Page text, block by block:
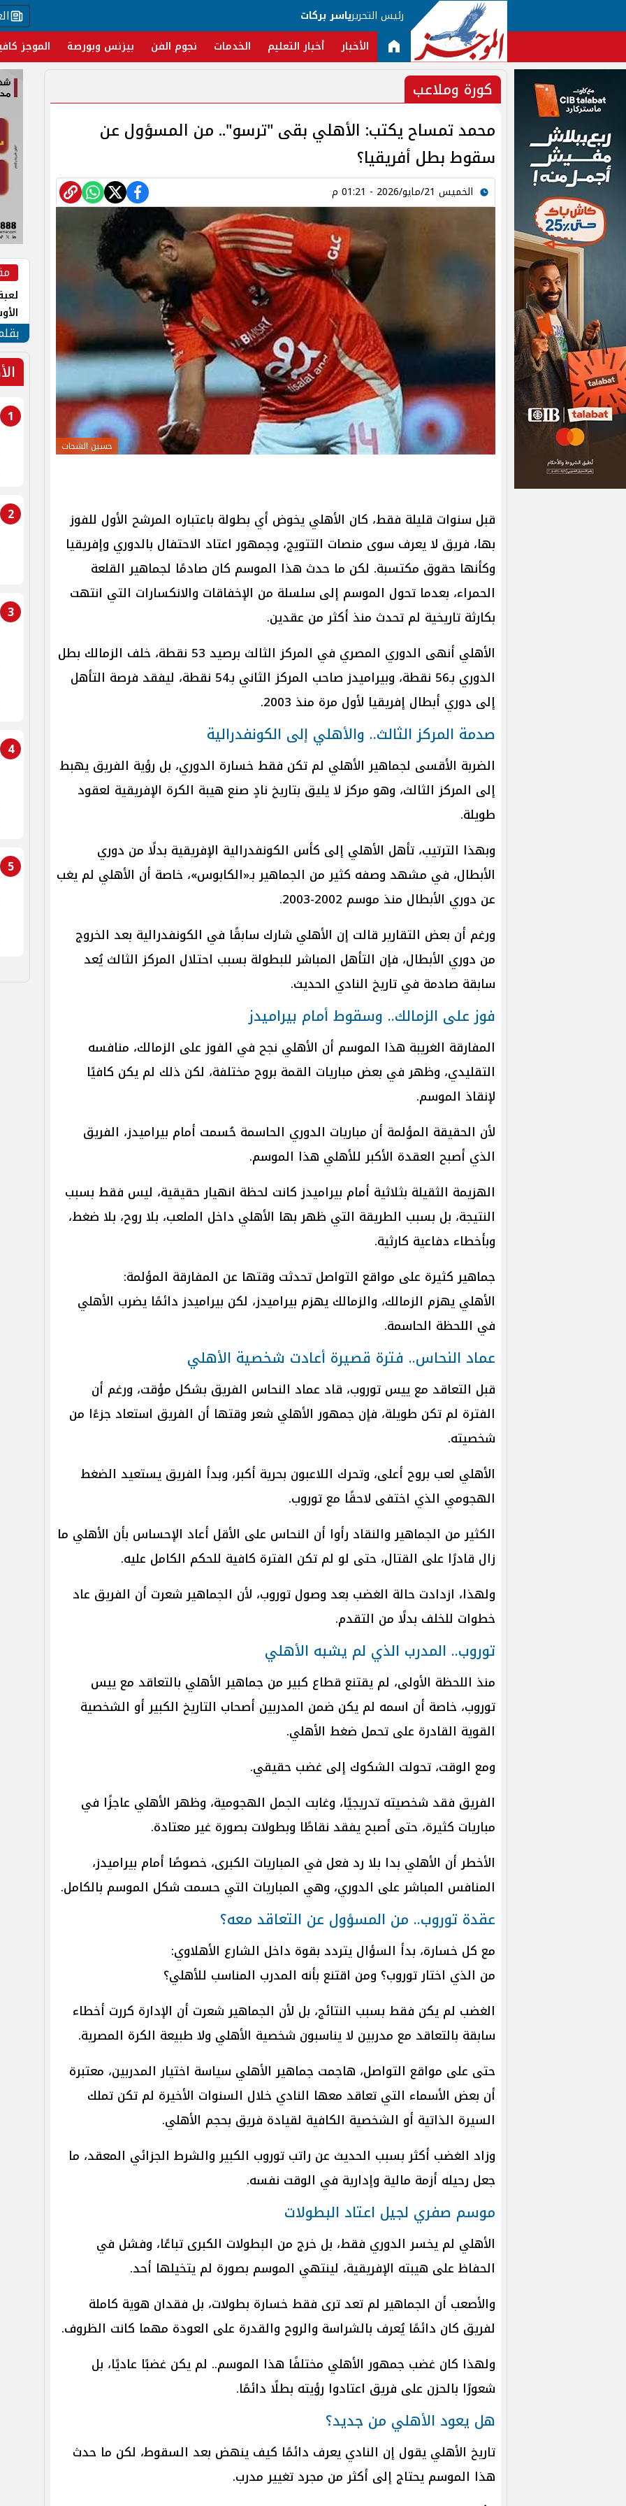
رئيس التحريرياسر بركات
الأخبار أخبار التعليم الخدمات نجوم الفن بيزنس وبورصة الموجز
كورة وملاعب
محمد تمساح يكتب: الأهلي بقى "ترسو".. من المسؤول عن
سقوط بطل أفريقيا؟
الخميس 21/مايو/2026 - 01:21 م
حسين الشحات
قبل سنوات قليلة فقط، كان الأهلي يخوض أي بطولة باعتباره المرشح الأول للفوز
بها، فريق لا يعرف سوى منصات التتويج، وجمهور اعتاد الاحتفال بالدوري وإفريقيا
وكأنها حقوق مكتسبة. لكن ما حدث هذا الموسم كان صادمًا لجماهير القلعة
الحمراء، بعدما تحول الموسم إلى سلسلة من الإخفاقات والانكسارات التي انتهت
بكارثة تاريخية لم تحدث منذ أكثر من عقدين.
الأهلي أنهى الدوري المصري في المركز الثالث برصيد 53 نقطة، خلف الزمالك بطل
الدوري بـ56 نقطة، وبيراميدز صاحب المركز الثاني بـ54 نقطة، ليفقد فرصة التأهل
إلى دوري أبطال إفريقيا لأول مرة منذ 2003.
صدمة المركز الثالث.. والأهلي إلى الكونفدرالية
الضربة الأقسى لجماهير الأهلي لم تكن فقط خسارة الدوري، بل رؤية الفريق يهبط
إلى المركز الثالث، وهو مركز لا يليق بتاريخ نادٍ صنع هيبة الكرة الإفريقية لعقود
طويلة.
وبهذا الترتيب، تأهل الأهلي إلى كأس الكونفدرالية الإفريقية بدلًا من دوري
الأبطال، في مشهد وصفه كثير من الجماهير بـ«الكابوس»، خاصة أن الأهلي لم يغب
عن دوري الأبطال منذ موسم 2002-2003.
ورغم أن بعض التقارير قالت إن الأهلي شارك سابقًا في الكونفدرالية بعد الخروج
من دوري الأبطال، فإن التأهل المباشر للبطولة بسبب احتلال المركز الثالث يُعد
سابقة صادمة في تاريخ النادي الحديث.
فوز على الزمالك.. وسقوط أمام بيراميدز
المفارقة الغريبة هذا الموسم أن الأهلي نجح في الفوز على الزمالك، منافسه
التقليدي، وظهر في بعض مباريات القمة بروح مختلفة، لكن ذلك لم يكن كافيًا
لإنقاذ الموسم.
لأن الحقيقة المؤلمة أن مباريات الدوري الحاسمة حُسمت أمام بيراميدز، الفريق
الذي أصبح العقدة الأكبر للأهلي هذا الموسم.
الهزيمة الثقيلة بثلاثية أمام بيراميدز كانت لحظة انهيار حقيقية، ليس فقط بسبب
النتيجة، بل بسبب الطريقة التي ظهر بها الأهلي داخل الملعب، بلا روح، بلا ضغط،
وبأخطاء دفاعية كارثية.
جماهير كثيرة على مواقع التواصل تحدثت وقتها عن المفارقة المؤلمة:
الأهلي يهزم الزمالك، والزمالك يهزم بيراميدز، لكن بيراميدز دائمًا يضرب الأهلي
في اللحظة الحاسمة.
عماد النحاس.. فترة قصيرة أعادت شخصية الأهلي
قبل التعاقد مع ييس توروب، قاد عماد النحاس الفريق بشكل مؤقت، ورغم أن
الفترة لم تكن طويلة، فإن جمهور الأهلي شعر وقتها أن الفريق استعاد جزءًا من
شخصيته.
الأهلي لعب بروح أعلى، وتحرك اللاعبون بحرية أكبر، وبدأ الفريق يستعيد الضغط
الهجومي الذي اختفى لاحقًا مع توروب.
الكثير من الجماهير والنقاد رأوا أن النحاس على الأقل أعاد الإحساس بأن الأهلي ما
زال قادرًا على القتال، حتى لو لم تكن الفترة كافية للحكم الكامل عليه.
ولهذا، ازدادت حالة الغضب بعد وصول توروب، لأن الجماهير شعرت أن الفريق عاد
خطوات للخلف بدلًا من التقدم.
توروب.. المدرب الذي لم يشبه الأهلي
منذ اللحظة الأولى، لم يقتنع قطاع كبير من جماهير الأهلي بالتعاقد مع ييس
توروب، خاصة أن اسمه لم يكن ضمن المدربين أصحاب التاريخ الكبير أو الشخصية
القوية القادرة على تحمل ضغط الأهلي.
ومع الوقت، تحولت الشكوك إلى غضب حقيقي.
الفريق فقد شخصيته تدريجيًا، وغابت الجمل الهجومية، وظهر الأهلي عاجزًا في
مباريات كثيرة، حتى أصبح يفقد نقاطًا وبطولات بصورة غير معتادة.
الأخطر أن الأهلي بدا بلا رد فعل في المباريات الكبرى، خصوصًا أمام بيراميدز،
المنافس المباشر على الدوري، وهي المباريات التي حسمت شكل الموسم بالكامل.
عقدة توروب.. من المسؤول عن التعاقد معه؟
مع كل خسارة، بدأ السؤال يتردد بقوة داخل الشارع الأهلاوي:
من الذي اختار توروب؟ ومن اقتنع بأنه المدرب المناسب للأهلي؟
الغضب لم يكن فقط بسبب النتائج، بل لأن الجماهير شعرت أن الإدارة كررت أخطاء
سابقة بالتعاقد مع مدربين لا يناسبون شخصية الأهلي ولا طبيعة الكرة المصرية.
حتى على مواقع التواصل، هاجمت جماهير الأهلي سياسة اختيار المدربين، معتبرة
أن بعض الأسماء التي تعاقد معها النادي خلال السنوات الأخيرة لم تكن تملك
السيرة الذاتية أو الشخصية الكافية لقيادة فريق بحجم الأهلي.
وزاد الغضب أكثر بسبب الحديث عن راتب توروب الكبير والشرط الجزائي المعقد، ما
جعل رحيله أزمة مالية وإدارية في الوقت نفسه.
موسم صفري لجيل اعتاد البطولات
الأهلي لم يخسر الدوري فقط، بل خرج من البطولات الكبرى تباعًا، وفشل في
الحفاظ على هيبته الإفريقية، لينتهي الموسم بصورة لم يتخيلها أحد.
والأصعب أن الجماهير لم تعد ترى فقط خسارة بطولات، بل فقدان هوية كاملة
لفريق كان دائمًا يُعرف بالشراسة والروح والقدرة على العودة مهما كانت الظروف.
ولهذا كان غضب جمهور الأهلي مختلفًا هذا الموسم.. لم يكن غضبًا عاديًا، بل
شعورًا بالحزن على فريق اعتادوا رؤيته بطلًا دائمًا.
هل يعود الأهلي من جديد؟
تاريخ الأهلي يقول إن النادي يعرف دائمًا كيف ينهض بعد السقوط، لكن ما حدث
هذا الموسم يحتاج إلى أكثر من مجرد تغيير مدرب.
1
2
3
4
5